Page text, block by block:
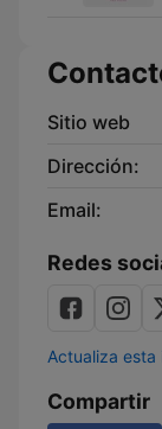
Sitio web
Dirección:
Email:
Redes
Actualiza
Compartir